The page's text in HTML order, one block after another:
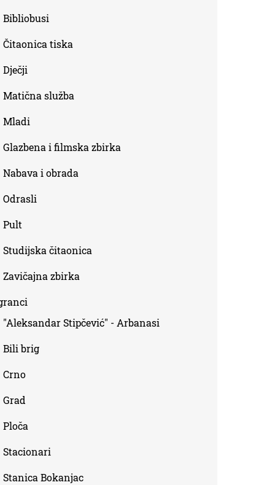
Bibliobusi
Čitaonica tiska
Dječji
Matična služba
Mladi
Glazbena i filmska zbirka
Nabava i obrada
Odrasli
Pult
Studijska čitaonica
Zavičajna zbirka
"Aleksandar Stipčević" - Arbanasi
Bili brig
Crno
Grad
Ploča
Stacionari
Stanica Bokanjac